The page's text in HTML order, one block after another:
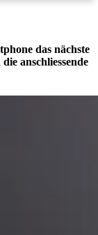
das nächste
anschliessende